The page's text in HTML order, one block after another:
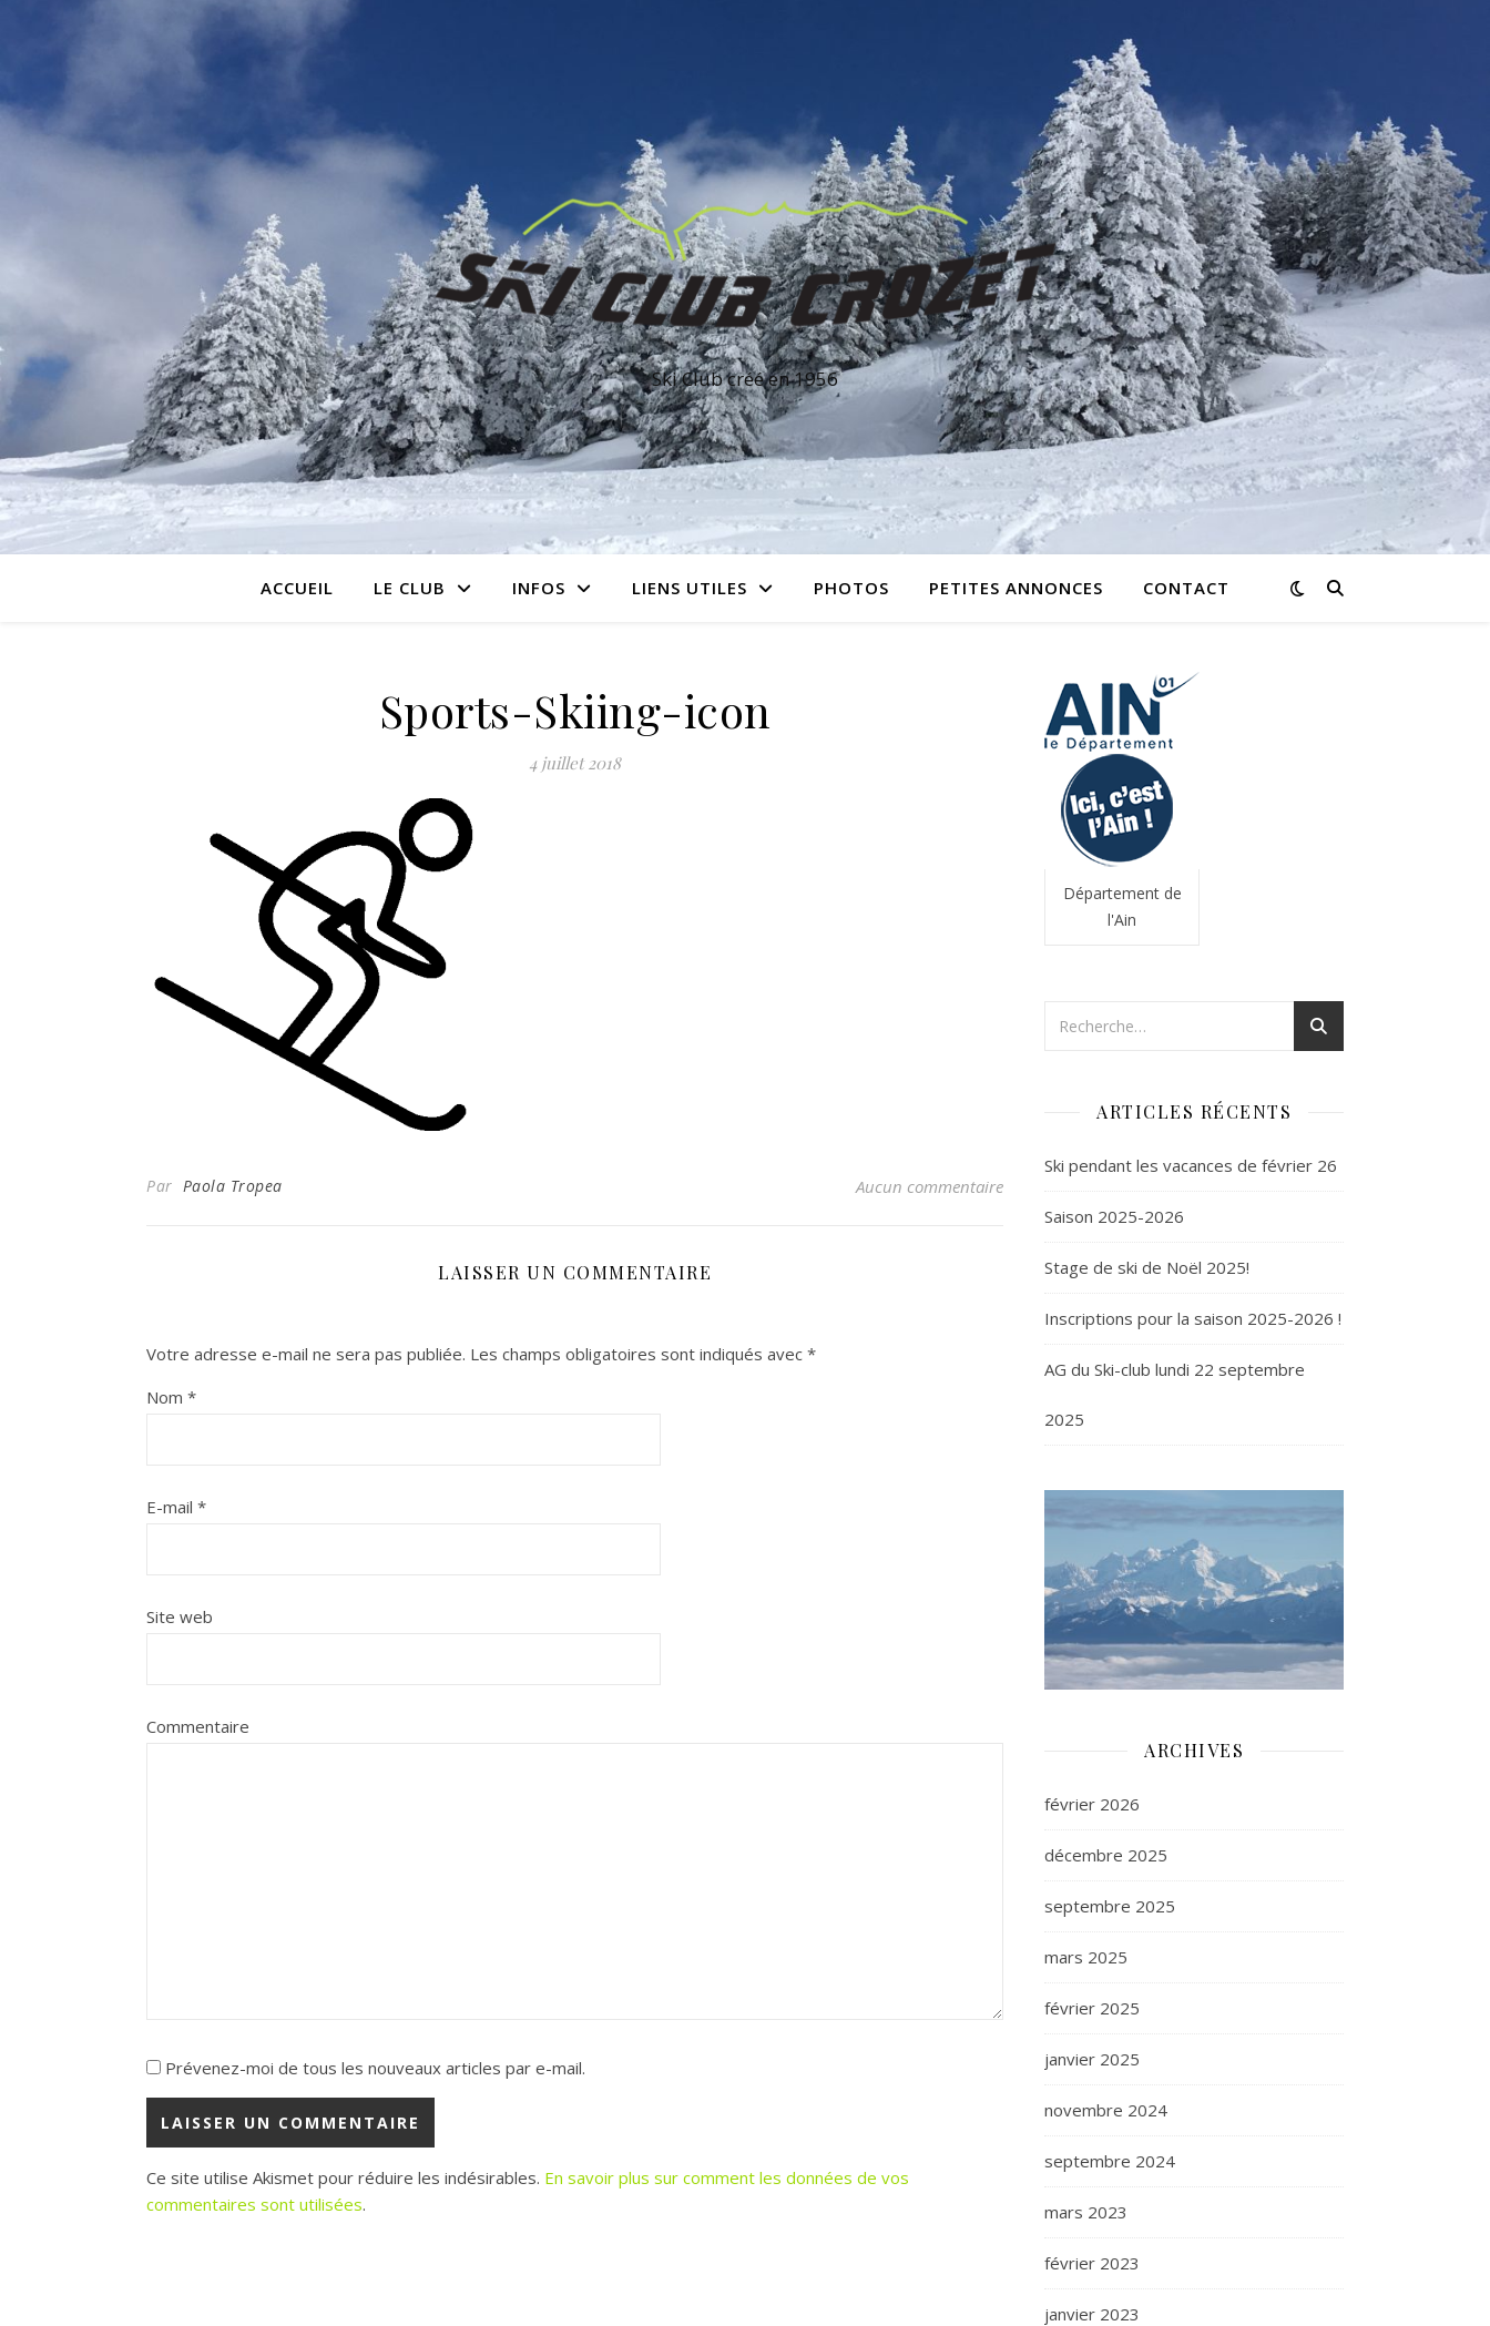
Ski Club créé en 1956
ACCUEIL LE CLUB INFOS LIENS UTILES PHOTOS PETITES ANNONCES CONTACT
Sports-Skiing-icon
4 juillet 2018
Par Paola Tropea Aucun commentaire
LAISSER UN COMMENTAIRE
Votre adresse e-mail ne sera pas publiée. Les champs obligatoires sont indiqués avec *
Nom *
E-mail *
Site web
Commentaire
Prévenez-moi de tous les nouveaux articles par e-mail.
Ce site utilise Akismet pour réduire les indésirables. En savoir plus sur comment les données de vos
commentaires sont utilisées.
Département de
l'Ain
ARTICLES RÉCENTS
Ski pendant les vacances de février 26
Saison 2025-2026
Stage de ski de Noël 2025!
Inscriptions pour la saison 2025-2026 !
AG du Ski-club lundi 22 septembre
2025
ARCHIVES
février 2026
décembre 2025
septembre 2025
mars 2025
février 2025
janvier 2025
novembre 2024
septembre 2024
mars 2023
février 2023
janvier 2023